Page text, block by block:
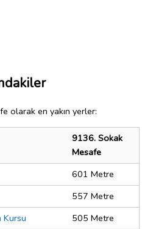
olarak en yakın yerler:
9136. Sokak
Mesafe
601 Metre
557 Metre
Kursu
505 Metre